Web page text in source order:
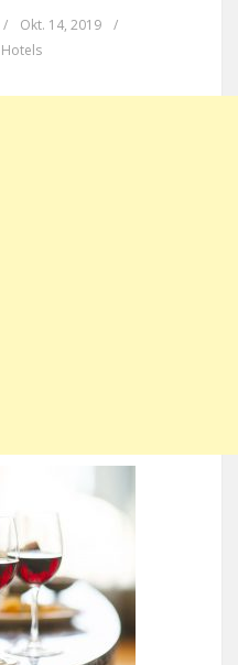
/ Okt. 14, 2019
/
Hotels